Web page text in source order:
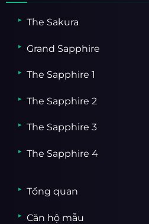
The Sakura
Grand Sapphire
The Sapphire 1
The Sapphire 2
The Sapphire 3
The Sapphire 4
Tổng quan
Căn hộ mẫu